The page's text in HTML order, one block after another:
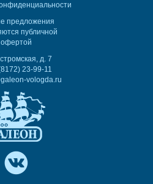
предложения
публичной
офертой
д. 7
23-99-11
vologda.ru